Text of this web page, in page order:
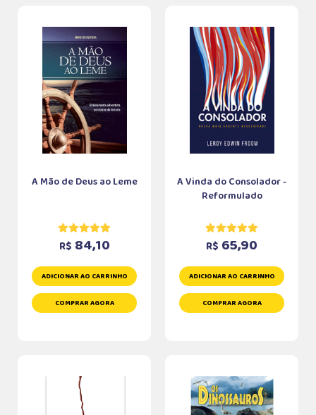
A Mão de Deus ao Leme
R$ 84,10
ADICIONAR AO CARRINHO
COMPRAR AGORA
A Vinda do Consolador -
Reformulado
R$ 65,90
ADICIONAR AO CARRINHO
COMPRAR AGORA